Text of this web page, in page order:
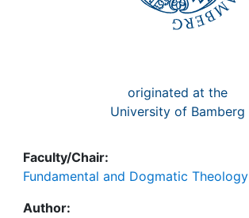
originated at the
University of Bamberg
Faculty/Chair:
Fundamental and Dogmatic Theology
Author: